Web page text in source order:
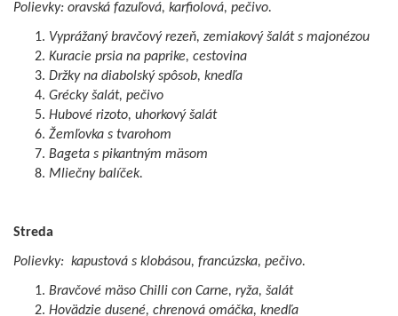
Polievky: oravská fazuľová, karfiolová, pečivo.
Vyprážaný bravčový rezeň, zemiakový šalát s majonézou
Kuracie prsia na paprike, cestovina
Držky na diabolský spôsob, knedľa
Grécky šalát, pečivo
Hubové rizoto, uhorkový šalát
Žemľovka s tvarohom
Bageta s pikantným mäsom
Mliečny balíček.
Streda
Polievky: kapustová s klobásou, francúzska, pečivo.
Bravčové mäso Chilli con Carne, ryža, šalát
Hovädzie dusené, chrenová omáčka, knedľa